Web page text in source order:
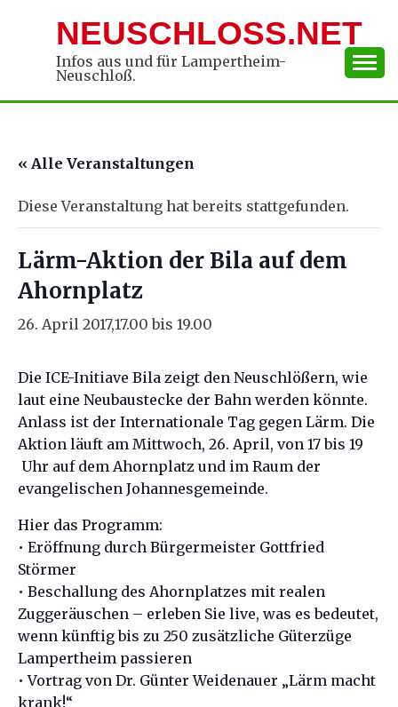
NEUSCHLOSS.NET
Infos aus und für Lampertheim-
Neuschloß.
« Alle Veranstaltungen
Diese Veranstaltung hat bereits stattgefunden.
Lärm-Aktion der Bila auf dem
Ahornplatz
26. April 2017,17.00 bis 19.00
Die ICE-Initiave Bila zeigt den Neuschlößern, wie
laut eine Neubaustecke der Bahn werden könnte.
Anlass ist der Internationale Tag gegen Lärm. Die
Aktion läuft am Mittwoch, 26. April, von 17 bis 19
Uhr auf dem Ahornplatz und im Raum der
evangelischen Johannesgemeinde.
Hier das Programm:
• Eröffnung durch Bürgermeister Gottfried
Störmer
• Beschallung des Ahornplatzes mit realen
Zuggeräuschen – erleben Sie live, was es bedeutet,
wenn künftig bis zu 250 zusätzliche Güterzüge
Lampertheim passieren
• Vortrag von Dr. Günter Weidenauer „Lärm macht
krank!“